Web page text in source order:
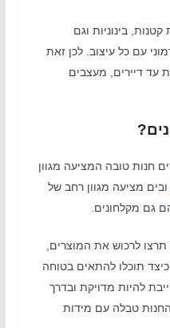
בינוניות וגם
עם כל עיצוב. לכן זאת
עד דיירים, מעצבים
חנות טובה המציעה מגוון
ובים מציעה מגוון רחב של
גם מקלחונים.
לרכוש את המוצרים,
תוכלו להתאים בטוחה
להיות מדויקת ובדרך
טבלה עם מידות